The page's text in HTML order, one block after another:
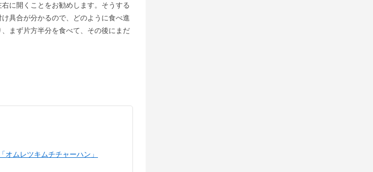
に開くことをお勧めします。そうする
具合が分かるので、どのように食べ進
まず片方半分を食べて、その後にまだ
オムレツキムチチャーハン」